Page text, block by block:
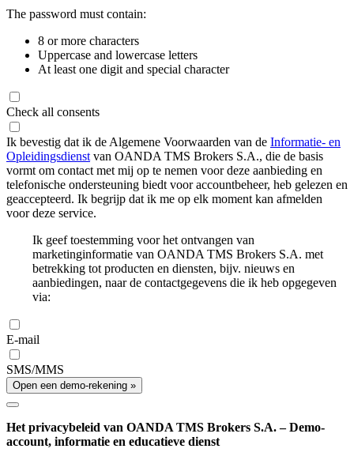
The password must contain:
8 or more characters
Uppercase and lowercase letters
At least one digit and special character
Check all consents
Ik bevestig dat ik de Algemene Voorwaarden van de Informatie- en
Opleidingsdienst van OANDA TMS Brokers S.A., die de basis
vormt om contact met mij op te nemen voor deze aanbieding en
telefonische ondersteuning biedt voor accountbeheer, heb gelezen en
geaccepteerd. Ik begrijp dat ik me op elk moment kan afmelden
voor deze service.
Ik geef toestemming voor het ontvangen van
marketinginformatie van OANDA TMS Brokers S.A. met
betrekking tot producten en diensten, bijv. nieuws en
aanbiedingen, naar de contactgegevens die ik heb opgegeven
via:
E-mail
SMS/MMS
Open een demo-rekening »
Het privacybeleid van OANDA TMS Brokers S.A. – Demo-
account, informatie en educatieve dienst